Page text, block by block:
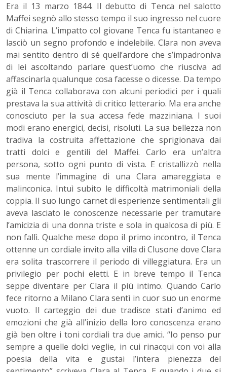
Era il 13 marzo 1844. Il debutto di Tenca nel salotto
Maffei segnò allo stesso tempo il suo ingresso nel cuore
di Chiarina. L’impatto col giovane Tenca fu istantaneo e
lasciò un segno profondo e indelebile. Clara non aveva
mai sentito dentro di sé quell’ardore che s’impadroniva
di lei ascoltando parlare quest’uomo che riusciva ad
affascinarla qualunque cosa facesse o dicesse. Da tempo
già il Tenca collaborava con alcuni periodici per i quali
prestava la sua attività di critico letterario. Ma era anche
conosciuto per la sua accesa fede mazziniana. I suoi
modi erano energici, decisi, risoluti. La sua bellezza non
tradiva la costruita affettazione che sprigionava dai
tratti dolci e gentili del Maffei. Carlo era un’altra
persona, sotto ogni punto di vista. E cristallizzò nella
sua mente l’immagine di una Clara amareggiata e
malinconica. Intuì subito le difficoltà matrimoniali della
coppia. Il suo lungo carnet di esperienze sentimentali gli
aveva lasciato le conoscenze necessarie per tramutare
l’amicizia di una donna triste e sola in qualcosa di più. E
non fallì. Qualche mese dopo il primo incontro, il Tenca
ottenne un cordiale invito alla villa di Clusone dove Clara
era solita trascorrere il periodo di villeggiatura. Era un
privilegio per pochi eletti. E in breve tempo il Tenca
seppe diventare per Clara il più intimo. Quando Carlo
fece ritorno a Milano Clara sentì in cuor suo un enorme
vuoto. Il carteggio dei due tradisce stati d’animo ed
emozioni che già all’inizio della loro conoscenza erano
già ben oltre i toni cordiali tra due amici. “Io penso pur
sempre a quelle dolci veglie, in cui rinacqui con voi alla
poesia della vita e gustai l’intera pienezza del